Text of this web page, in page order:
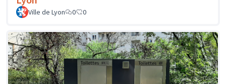
Ville de Lyon 0 0